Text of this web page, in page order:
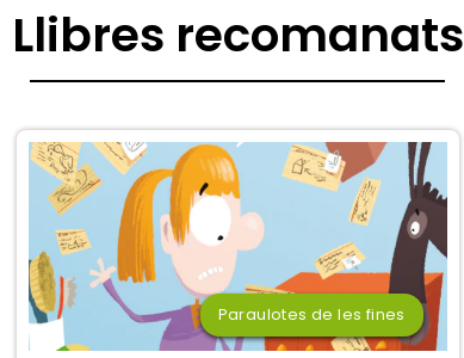
Llibres recomanats
Paraulotes de les fines